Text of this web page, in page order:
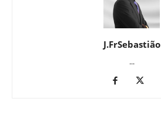
J.FrSebastião
...